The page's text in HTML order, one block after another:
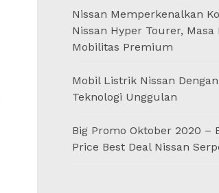
Nissan Memperkenalkan
Nissan Hyper Tourer, Masa
Mobilitas Premium
Mobil Listrik Nissan Dengan
Teknologi Unggulan
Big Promo Oktober 2020 –
Price Best Deal Nissan